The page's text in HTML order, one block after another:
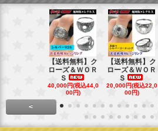
【送料無料】ク
ローズ＆ＷＯＲ
Ｓ
40,000円(税込44,0
00円)
【送料無料】ク
ローズ＆ＷＯＲ
Ｓ
20,000円(税込22,0
00円)
<